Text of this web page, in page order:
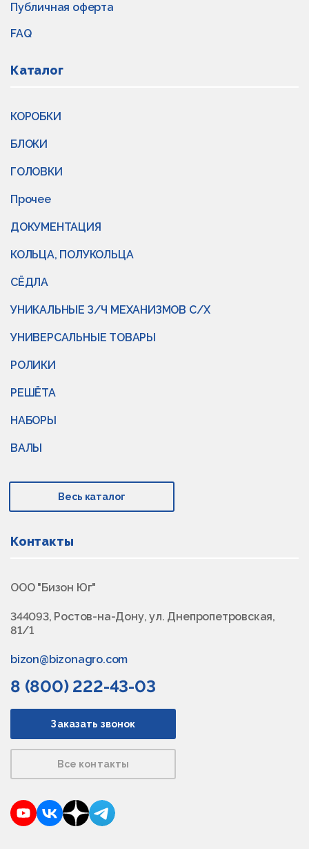
Публичная оферта
FAQ
Каталог
КОРОБКИ
БЛОКИ
ГОЛОВКИ
Прочее
ДОКУМЕНТАЦИЯ
КОЛЬЦА, ПОЛУКОЛЬЦА
СЁДЛА
УНИКАЛЬНЫЕ З/Ч МЕХАНИЗМОВ С/Х
УНИВЕРСАЛЬНЫЕ ТОВАРЫ
РОЛИКИ
РЕШЁТА
НАБОРЫ
ВАЛЫ
Весь каталог
Контакты
ООО "Бизон Юг"
344093, Ростов-на-Дону, ул. Днепропетровская,
81/1
bizon@bizonagro.com
8 (800) 222-43-03
Заказать звонок
Все контакты
YouTubeVKontakte
DzenTelegram